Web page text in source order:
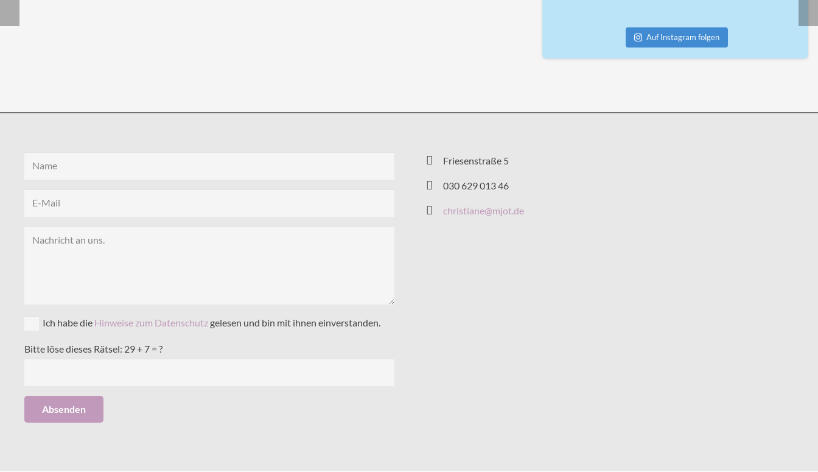
Auf Instagram folgen
Ich habe die Hinweise zum Datenschutz gelesen und bin mit ihnen einverstanden.
Bitte löse dieses Rätsel: 29 + 7 = ?
Absenden
Friesenstraße 5
030 629 013 46
christiane@mjot.de